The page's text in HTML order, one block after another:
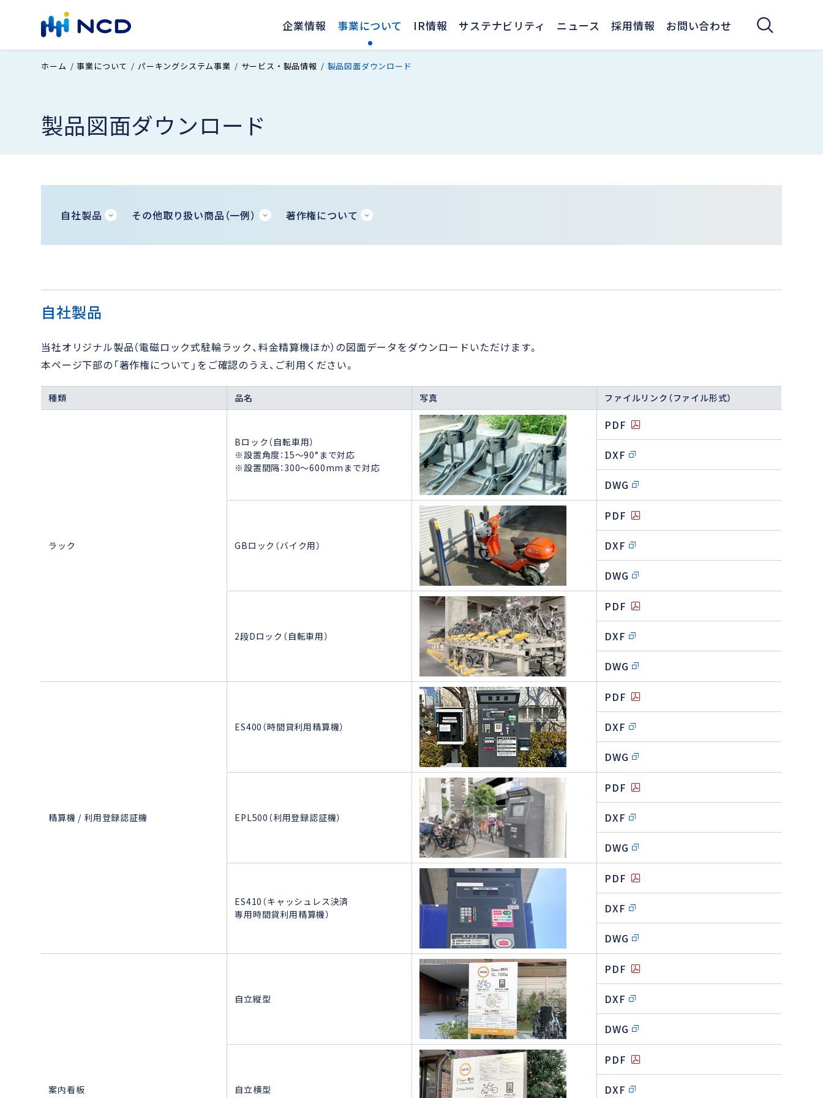
企業情報 事業について IR情報 サステナビリティ ニュース 採用情報 お問い合わせ
ホーム 事業について パーキングシステム事業 サービス・製品情報 製品図面ダウンロード
製品図面ダウンロード
自社製品 その他取り扱い商品（一例） 著作権について
自社製品
当社オリジナル製品（電磁ロック式駐輪ラック、料金精算機ほか）の図面データをダウンロードいただけます。
本ページ下部の「著作権について」をご確認のうえ、ご利用ください。
種類 品名 写真 ファイルリンク（ファイル形式）
ラック
Bロック（自転車用）
※設置角度：15～90°まで対応
※設置間隔：300～600mmまで対応
PDF
DXF
DWG
GBロック（バイク用）
PDF
DXF
DWG
2段Dロック（自転車用）
PDF
DXF
DWG
精算機 / 利用登録認証機
ES400（時間貸利用精算機）
PDF
DXF
DWG
EPL500（利用登録認証機）
PDF
DXF
DWG
ES410（キャッシュレス決済
専用時間貸利用精算機）
PDF
DXF
DWG
案内看板
自立縦型
PDF
DXF
DWG
自立横型
PDF
DXF